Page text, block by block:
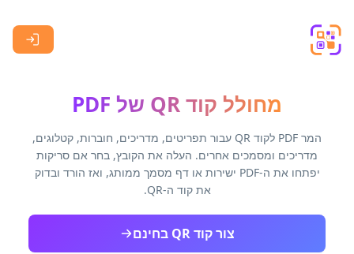
מחולל קוד QR של PDF
המר PDF לקוד QR עבור תפריטים, מדריכים, חוברות, קטלוגים,
מדריכים ומסמכים אחרים. העלה את הקובץ, בחר אם סריקות
יפתחו את ה-PDF ישירות או דף מסמך ממותג, ואז הורד ובדוק
את קוד ה-QR.
צור קוד QR בחינם